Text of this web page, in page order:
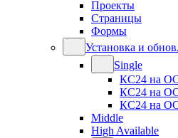
Проекты
Страницы
Формы
Установка и
Single
КС24 на
КС24 на
КС24 на
Middle
High Available